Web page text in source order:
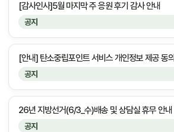
공지
[감사인사]5월 마지막 주 응원 후기 감사 안내
공지
공지
26년 지방선거(6/3_수)배송 및 상담실 휴무 안내